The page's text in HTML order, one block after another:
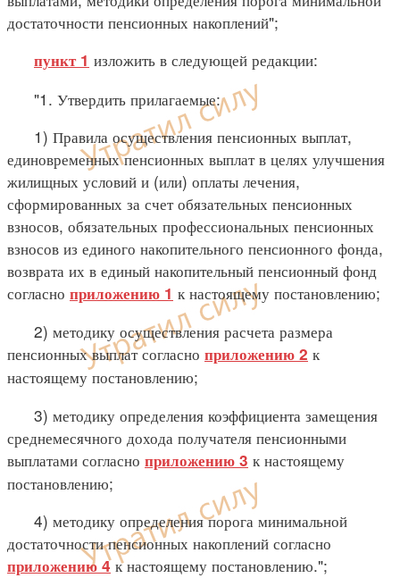
достаточности пенсионных накоплений";
пункт 1 изложить в следующей редакции:
"1. Утвердить прилагаемые:
1) Правила осуществления пенсионных выплат,
единовременных пенсионных выплат в целях улучшения
жилищных условий и (или) оплаты лечения,
сформированных за счет обязательных пенсионных
взносов, обязательных профессиональных пенсионных
взносов из единого накопительного пенсионного фонда,
возврата их в единый накопительный пенсионный фонд
согласно приложению 1 к настоящему постановлению;
2) методику осуществления расчета размера
пенсионных выплат согласно приложению 2 к
настоящему постановлению;
3) методику определения коэффициента замещения
среднемесячного дохода получателя пенсионными
выплатами согласно приложению 3 к настоящему
постановлению;
4) методику определения порога минимальной
достаточности пенсионных накоплений согласно
приложению 4к настоящему постановлению.";